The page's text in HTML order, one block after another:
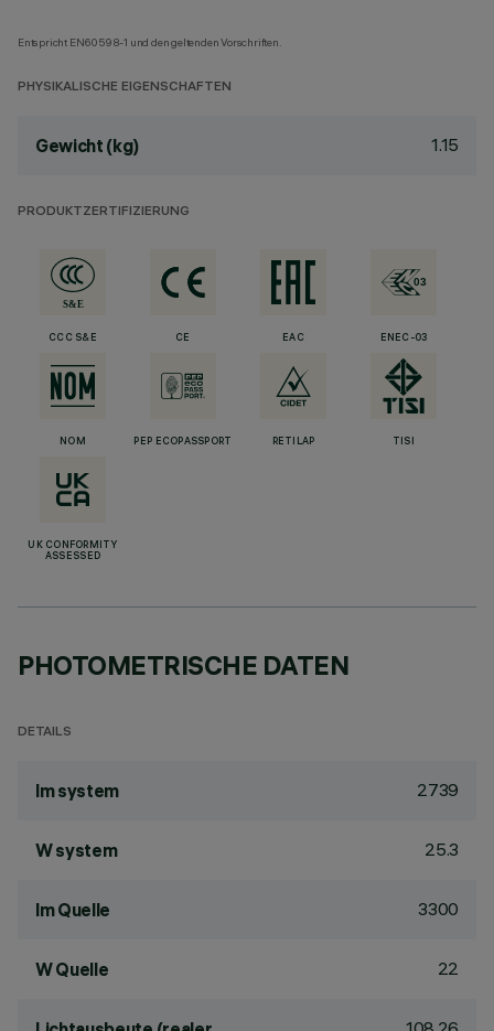
Entspricht EN60598-1 und den geltenden Vorschriften.
PHYSIKALISCHE EIGENSCHAFTEN
Gewicht (kg) 1.15
PRODUKTZERTIFIZIERUNG
CCC S&E CE EAC ENEC-03
NOM PEP ECOPASSPORT RETILAP TISI
UK CONFORMITY
ASSESSED
PHOTOMETRISCHE DATEN
DETAILS
lm system 2739
W system 25.3
lm Quelle 3300
W Quelle 22